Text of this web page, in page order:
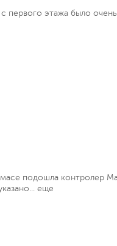
первого этажа было
подошла контролeр
еще